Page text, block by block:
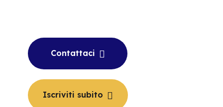
Contattaci
Iscriviti subito